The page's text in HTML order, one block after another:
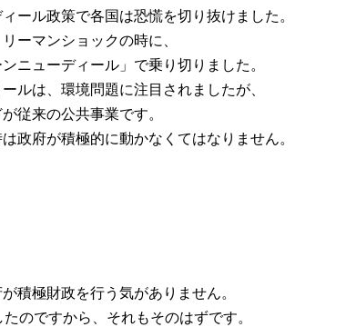
ール政策で各国は恐慌を切り抜けました。
ーマンショックの時に、
ニューディール」で乗り切りました。
ルは、環境問題に注目されましたが、
従来の公共事業です。
政府が積極的に動かなくてはなりません。
積極財政を行う気がありません。
のですから、それもそのはずです。